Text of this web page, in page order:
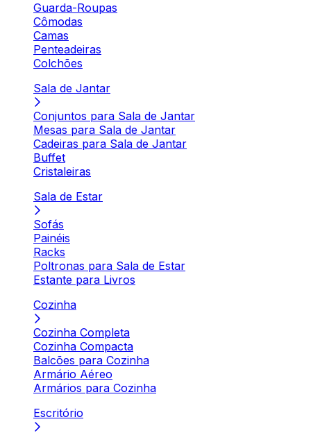
Guarda-Roupas
Cômodas
Camas
Penteadeiras
Colchões
Sala de Jantar
Conjuntos para Sala de Jantar
Mesas para Sala de Jantar
Cadeiras para Sala de Jantar
Buffet
Cristaleiras
Sala de Estar
Sofás
Painéis
Racks
Poltronas para Sala de Estar
Estante para Livros
Cozinha
Cozinha Completa
Cozinha Compacta
Balcões para Cozinha
Armário Aéreo
Armários para Cozinha
Escritório